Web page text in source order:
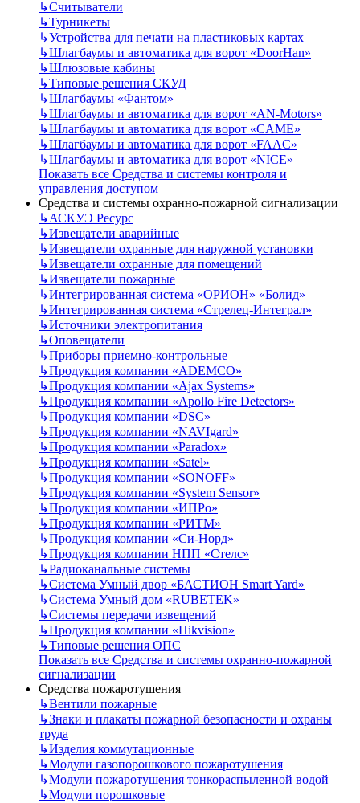
↳Считыватели
↳Турникеты
↳Устройства для печати на пластиковых картах
↳Шлагбаумы и автоматика для ворот «DoorHan»
↳Шлюзовые кабины
↳Типовые решения СКУД
↳Шлагбаумы «Фантом»
↳Шлагбаумы и автоматика для ворот «AN-Motors»
↳Шлагбаумы и автоматика для ворот «CAME»
↳Шлагбаумы и автоматика для ворот «FAAC»
↳Шлагбаумы и автоматика для ворот «NICE»
Показать все Средства и системы контроля и
управления доступом
Средства и системы охранно-пожарной сигнализации
↳АСКУЭ Ресурс
↳Извещатели аварийные
↳Извещатели охранные для наружной установки
↳Извещатели охранные для помещений
↳Извещатели пожарные
↳Интегрированная система «ОРИОН» «Болид»
↳Интегрированная система «Стрелец-Интеграл»
↳Источники электропитания
↳Оповещатели
↳Приборы приемно-контрольные
↳Продукция компании «ADEMCO»
↳Продукция компании «Ajax Systems»
↳Продукция компании «Apollo Fire Detectors»
↳Продукция компании «DSC»
↳Продукция компании «NAVIgard»
↳Продукция компании «Paradox»
↳Продукция компании «Satel»
↳Продукция компании «SONOFF»
↳Продукция компании «System Sensor»
↳Продукция компании «ИПРо»
↳Продукция компании «РИТМ»
↳Продукция компании «Си-Норд»
↳Продукция компании НПП «Стелс»
↳Радиоканальные системы
↳Система Умный двор «БАСТИОН Smart Yard»
↳Система Умный дом «RUBETEK»
↳Системы передачи извещений
↳Продукция компании «Hikvision»
↳Типовые решения ОПС
Показать все Средства и системы охранно-пожарной
сигнализации
Средства пожаротушения
↳Вентили пожарные
↳Знаки и плакаты пожарной безопасности и охраны
труда
↳Изделия коммутационные
↳Модули газопорошкового пожаротушения
↳Модули пожаротушения тонкораспыленной водой
↳Модули порошковые